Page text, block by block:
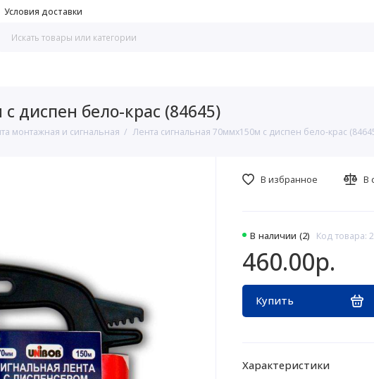
Условия доставки
диспен бело-крас (84645)
монтажная и сигнальная Лента сигнальная 70ммх150м с диспен бело-крас
В наличии (2) Код товара:
460.00р.
Купить
В избранное В
Характеристики